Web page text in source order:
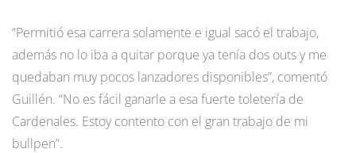
“Permitió esa carrera solamente e igual sacó el trabajo,
además no lo iba a quitar porque ya tenía dos outs y me
quedaban muy pocos lanzadores disponibles”, comentó
Guillén. “No es fácil ganarle a esa fuerte toletería de
Cardenales. Estoy contento con el gran trabajo de mi
bullpen”.